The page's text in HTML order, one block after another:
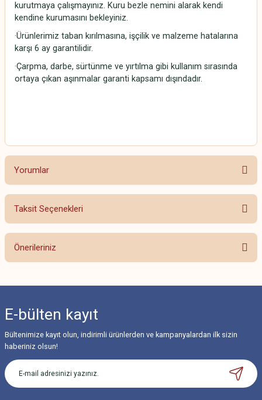
kurutmaya çalışmayınız. Kuru bezle nemini alarak kendi
kendine kurumasını bekleyiniz.
·Ürünlerimiz taban kırılmasına, işçilik ve malzeme hatalarına
karşı 6 ay garantilidir.
·Çarpma, darbe, sürtünme ve yırtılma gibi kullanım sırasında
ortaya çıkan aşınmalar garanti kapsamı dışındadır.
Yorumlar
Bu ürüne ilk yorumu siz yapın!
Taksit Seçenekleri
Önerileriniz
Görüş ve önerileriniz için teşekkür ederiz.
Ürün resmi kalitesiz, bozuk veya görüntülenemiyor.
Ürün açıklamasında eksik bilgiler bulunuyor.
Ürün bilgilerinde hatalar bulunuyor.
E-bülten kayıt
Bültenimize kayıt olun, indirimli ürünlerden ve kampanyalardan ilk sizin
haberiniz olsun!